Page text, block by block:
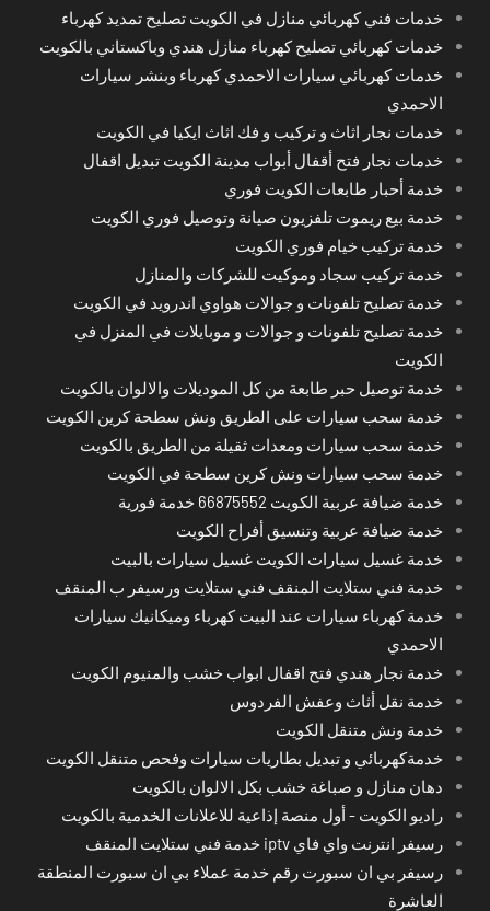
خدمات فني كهربائي منازل في الكويت تصليح تمديد كهرباء
خدمات كهربائي تصليح كهرباء منازل هندي وباكستاني بالكويت
خدمات كهربائي سيارات الاحمدي كهرباء وبنشر سيارات
الاحمدي
خدمات نجار اثاث و تركيب و فك اثاث ايكيا في الكويت
خدمات نجار فتح أقفال أبواب مدينة الكويت تبديل اقفال
خدمة أحبار طابعات الكويت فوري
خدمة بيع ريموت تلفزيون صيانة وتوصيل فوري الكويت
خدمة تركيب خيام فوري الكويت
خدمة تركيب سجاد وموكيت للشركات والمنازل
خدمة تصليح تلفونات و جوالات هواوي اندرويد في الكويت
خدمة تصليح تلفونات و جوالات و موبايلات في المنزل في
الكويت
خدمة توصيل حبر طابعة من كل الموديلات والالوان بالكويت
خدمة سحب سيارات على الطريق ونش سطحة كرين الكويت
خدمة سحب سيارات ومعدات ثقيلة من الطريق بالكويت
خدمة سحب سيارات ونش كرين سطحة في الكويت
خدمة ضيافة عربية الكويت 66875552 خدمة فورية
خدمة ضيافة عربية وتنسيق أفراح الكويت
خدمة غسيل سيارات الكويت غسيل سيارات بالبيت
خدمة فني ستلايت المنقف فني ستلايت ورسيفر ب المنقف
خدمة كهرباء سيارات عند البيت كهرباء وميكانيك سيارات
الاحمدي
خدمة نجار هندي فتح اقفال ابواب خشب والمنيوم الكويت
خدمة نقل أثاث وعفش الفردوس
خدمة ونش متنقل الكويت
خدمةكهربائي و تبديل بطاريات سيارات وفحص متنقل الكويت
دهان منازل و صباغة خشب بكل الالوان بالكويت
راديو الكويت - أول منصة إذاعية للاعلانات الخدمية بالكويت
رسيفر انترنت واي فاي iptv خدمة فني ستلايت المنقف
رسيفر بي ان سبورت رقم خدمة عملاء بي ان سبورت المنطقة
العاشرة